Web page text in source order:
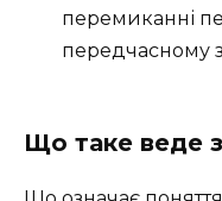
перемиканні
передчасному
Що таке веде